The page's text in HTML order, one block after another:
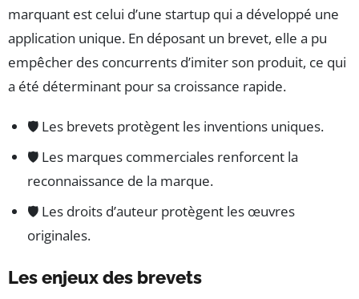
marquant est celui d’une startup qui a développé une
application unique. En déposant un brevet, elle a pu
empêcher des concurrents d’imiter son produit, ce qui
a été déterminant pour sa croissance rapide.
🛡️ Les brevets protègent les inventions uniques.
🛡️ Les marques commerciales renforcent la
reconnaissance de la marque.
🛡️ Les droits d’auteur protègent les œuvres
originales.
Les enjeux des brevets